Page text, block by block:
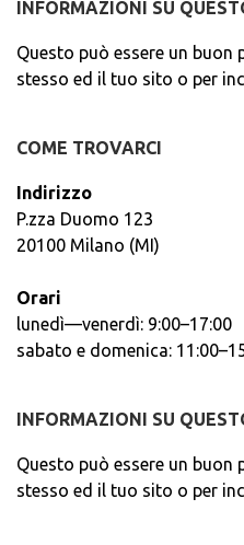
INFORMAZIONI SU
Questo può essere un buon
stesso ed il tuo sito o per
COME TROVARCI
Indirizzo
P.zza Duomo 123
20100 Milano (MI)
Orari
lunedì—venerdì: 9:00–17:00
sabato e domenica:
INFORMAZIONI SU
Questo può essere un buon
stesso ed il tuo sito o per